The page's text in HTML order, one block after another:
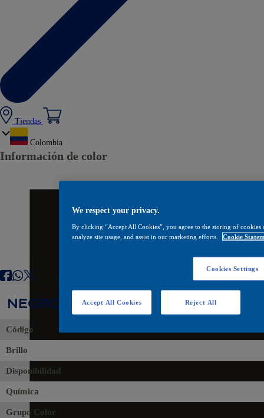
Tiendas
Colombia
Información de color
NEGRO NG
Código
Brillo
Disponibilidad
Química
Grupo Color
We respect your privacy.
By clicking “Accept All Cookies”, you agree to the storing of
analyze site usage, and assist in our marketing efforts.
Cookie
Cookies Settings
Reject All
Accept All Cookies